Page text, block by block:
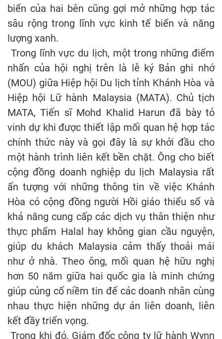
biển của hai bên cũng gợi mở những hợp tác
sâu rộng trong lĩnh vực kinh tế biển và năng
lượng xanh.
Trong lĩnh vực du lịch, một trong những điểm
nhấn của hội nghị trên là lễ ký Bản ghi nhớ
(MOU) giữa Hiệp hội Du lịch tỉnh Khánh Hòa và
Hiệp hội Lữ hành Malaysia (MATA). Chủ tịch
MATA, Tiến sĩ Mohd Khalid Harun đã bày tỏ
vinh dự khi được thiết lập mối quan hệ hợp tác
chính thức này và gọi đây là sự khởi đầu cho
một hành trình liên kết bền chặt. Ông cho biết
cộng đồng doanh nghiệp du lịch Malaysia rất
ấn tượng với những thông tin về việc Khánh
Hòa có cộng đồng người Hồi giáo thiểu số và
khả năng cung cấp các dịch vụ thân thiện như
thực phẩm Halal hay không gian cầu nguyện,
giúp du khách Malaysia cảm thấy thoải mái
như ở nhà. Theo ông, mối quan hệ hữu nghị
hơn 50 năm giữa hai quốc gia là minh chứng
giúp củng cố niềm tin để các doanh nhân cùng
nhau thực hiện những dự án liên doanh, liên
kết đầy triển vọng.
Trong khi đó, Giám đốc công ty lữ hành Wynn